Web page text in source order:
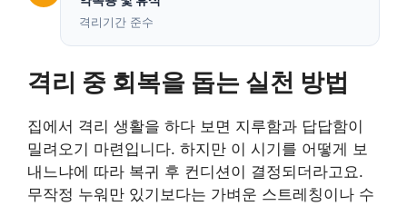
격리기간 준수
격리 중 회복을 돕는 실천 방법
집에서 격리 생활을 하다 보면 지루함과 답답함이
밀려오기 마련입니다. 하지만 이 시기를 어떻게 보
내느냐에 따라 복귀 후 컨디션이 결정되더라고요.
무작정 누워만 있기보다는 가벼운 스트레칭이나 수